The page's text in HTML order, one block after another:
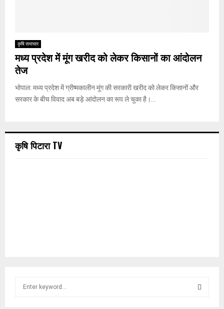
कृषि समाचार
मध्य प्रदेश में मूंग खरीद को लेकर किसानों का आंदोलन
तेज
भोपाल: मध्य प्रदेश में ग्रीष्मकालीन मूंग की सरकारी खरीद को लेकर किसानों और
सरकार के बीच विवाद अब बड़े आंदोलन का रूप ले चुका है।...
कृषि पिटारा TV